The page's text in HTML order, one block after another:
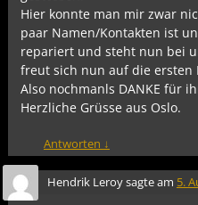
Hier konnte man mir zwar
paar Namen/Kontakten ist
repariert und steht nun bei
freut sich nun auf die ersten
Also nochmanls DANKE für
Herzliche Grüsse aus Oslo.
Antworten ↓
Hendrik Leroysagte am 5.